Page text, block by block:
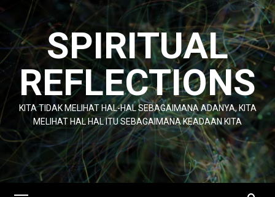
Skip
content
SPIRITUAL
REFLECTIONS
KITA TIDAK MELIHAT HAL-HAL SEBAGAIMANA ADANYA, KITA
MELIHAT HAL HAL ITU SEBAGAIMANA KEADAAN KITA